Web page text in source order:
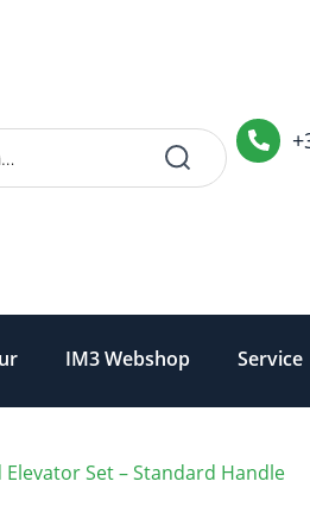
IM3 Webshop Service
Elevator Set – Standard Handle